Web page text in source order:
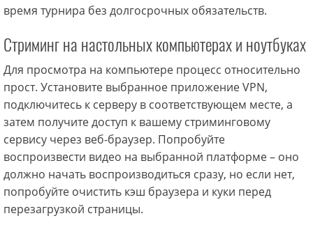
время турнира без долгосрочных обязательств.
Стриминг на настольных компьютерах и ноутбуках
Для просмотра на компьютере процесс относительно
прост. Установите выбранное приложение VPN,
подключитесь к серверу в соответствующем месте, а
затем получите доступ к вашему стриминговому
сервису через веб-браузер. Попробуйте
воспроизвести видео на выбранной платформе – оно
должно начать воспроизводиться сразу, но если нет,
попробуйте очистить кэш браузера и куки перед
перезагрузкой страницы.